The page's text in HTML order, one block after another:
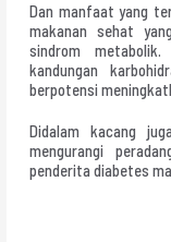
Dan manfaat yang
makanan sehat
sindrom
kandungan
berpotensi
Didalam kacang
mengurangi
penderita diabetes